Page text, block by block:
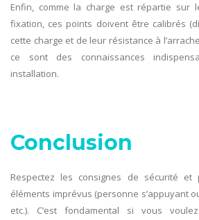
Enfin, comme la charge est répartie sur
fixation, ces points doivent être calibrés
cette charge et de leur résistance à
ce sont des connaissances
installation.
Conclusion
Respectez les consignes de sécurité
éléments imprévus (personne s’appuyant
etc.). C’est fondamental si vous